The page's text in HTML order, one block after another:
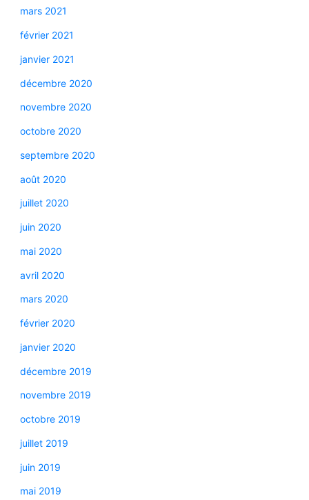
mars 2021
février 2021
janvier 2021
décembre 2020
novembre 2020
octobre 2020
septembre 2020
août 2020
juillet 2020
juin 2020
mai 2020
avril 2020
mars 2020
février 2020
janvier 2020
décembre 2019
novembre 2019
octobre 2019
juillet 2019
juin 2019
mai 2019